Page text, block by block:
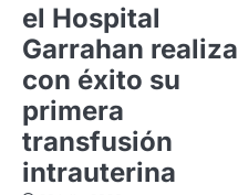
el Hospital
Garrahan realiza
con éxito su
primera
transfusión
intrauterina